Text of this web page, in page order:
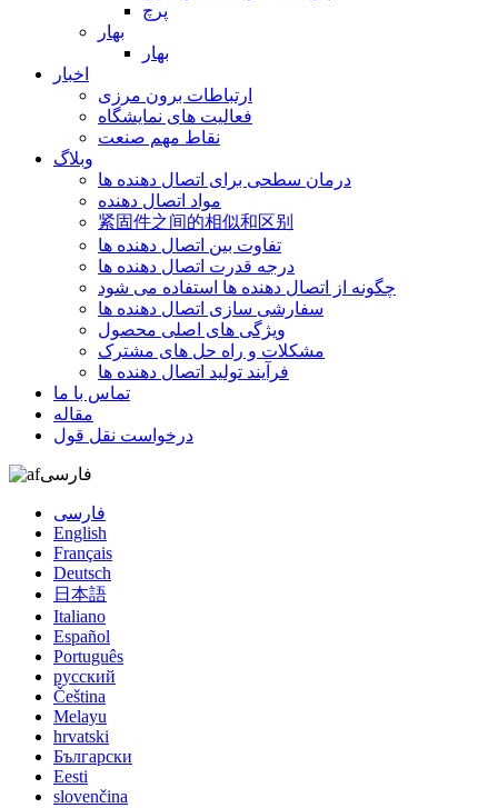
پرچ
بهار
بهار
اخبار
ارتباطات برون مرزی
فعالیت های نمایشگاه
نقاط مهم صنعت
وبلاگ
درمان سطحی برای اتصال دهنده ها
مواد اتصال دهنده
紧固件之间的相似和区别
تفاوت بین اتصال دهنده ها
درجه قدرت اتصال دهنده ها
چگونه از اتصال دهنده ها استفاده می شود
سفارشی سازی اتصال دهنده ها
ویژگی های اصلی محصول
مشکلات و راه حل های مشترک
فرآیند تولید اتصال دهنده ها
تماس با ما
مقاله
درخواست نقل قول
فارسی
فارسی
English
Français
Deutsch
日本語
Italiano
Español
Português
русский
Čeština
Melayu
hrvatski
Български
Eesti
slovenčina